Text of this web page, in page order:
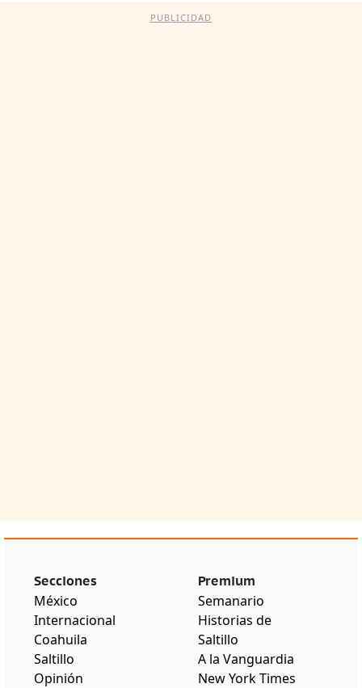
PUBLICIDAD
Secciones
México
Internacional
Coahuila
Saltillo
Opinión
Premium
Semanario
Historias de
Saltillo
A la Vanguardia
New York Times